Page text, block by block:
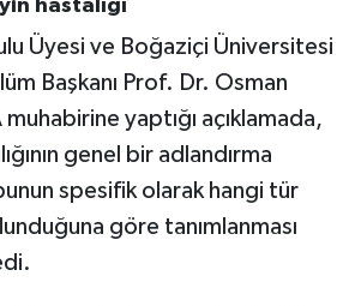
hastalığı
Üyesi ve Boğaziçi Üniversitesi
Başkanı Prof. Dr. Osman
yaptığı açıklamada,
genel bir adlandırma
spesifik olarak hangi tür
göre tanımlanması